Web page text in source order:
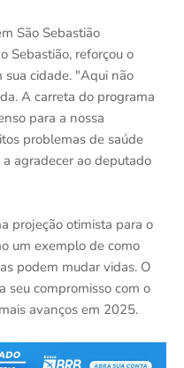
São Sebastião
Sebastião, reforçou o
cidade. "Aqui não
A carreta do programa
para a nossa
problemas de saúde
agradecer ao deputado
projeção otimista para o
um exemplo de como
podem mudar vidas. O
seu compromisso com o
avanços em 2025.